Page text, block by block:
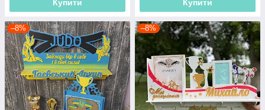
Купити Купити
–8% –8%